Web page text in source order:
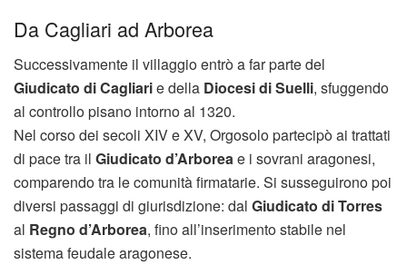
Da Cagliari ad Arborea
Successivamente il villaggio entrò a far parte del
Giudicato di Cagliarie della Diocesi di Suelli, sfuggendo
al controllo pisano intorno al 1320.
Nel corso dei secoli XIV e XV, Orgosolo partecipò ai trattati
di pace tra il Giudicato d’Arboreae i sovrani aragonesi,
comparendo tra le comunità firmatarie. Si susseguirono poi
diversi passaggi di giurisdizione: dal Giudicato di Torres
al Regno d’Arborea, fino all’inserimento stabile nel
sistema feudale aragonese.